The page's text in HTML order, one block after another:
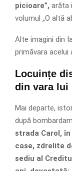
picioare”, arăta
volumul „O altă
Alte imagini din
primăvara acelui
Locuințe
din vara lui
Mai departe,
după
strada Carol,
case, zdrelite
sediu al